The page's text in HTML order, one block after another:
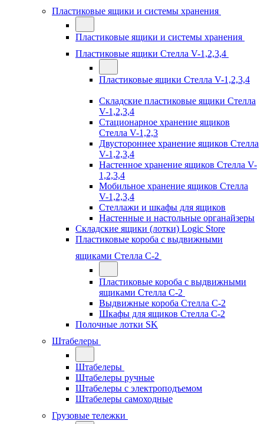
Пластиковые ящики и системы хранения
Пластиковые ящики и системы хранения
Пластиковые ящики Стелла V-1,2,3,4
Пластиковые ящики Стелла V-1,2,3,4
Складские пластиковые ящики Стелла
V-1,2,3,4
Стационарное хранение ящиков
Стелла V-1,2,3
Двустороннее хранение ящиков Стелла
V-1,2,3,4
Настенное хранение ящиков Стелла V-
1,2,3,4
Мобильное хранение ящиков Стелла
V-1,2,3,4
Стеллажи и шкафы для ящиков
Настенные и настольные органайзеры
Складские ящики (лотки) Logiс Store
Пластиковые короба с выдвижными
ящиками Стелла С-2
Пластиковые короба с выдвижными
ящиками Стелла С-2
Выдвижные короба Стелла С-2
Шкафы для ящиков Стелла С-2
Полочные лотки SK
Штабелеры
Штабелеры
Штабелеры ручные
Штабелеры с электроподъемом
Штабелеры самоходные
Грузовые тележки